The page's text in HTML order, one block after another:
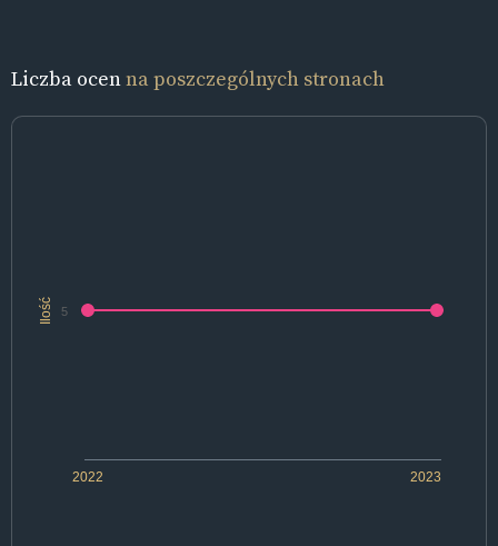
Liczba ocenna poszczególnych stronach
Ilość
2022 2023
5